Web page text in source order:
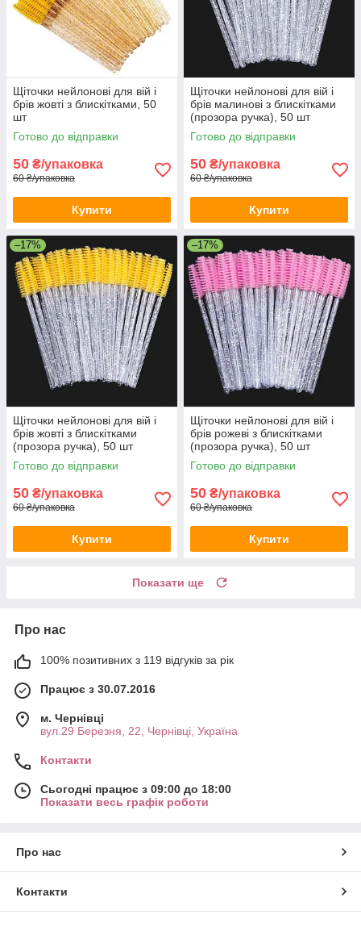
Щіточки нейлонові для вій і
брів жовті з блискітками, 50
шт
Готово до відправки
50 ₴/упаковка
60 ₴/упаковка
Купити
Щіточки нейлонові для вій і
брів малинові з блискітками
(прозора ручка), 50 шт
Готово до відправки
50 ₴/упаковка
60 ₴/упаковка
Купити
–17%
Щіточки нейлонові для вій і
брів жовті з блискітками
(прозора ручка), 50 шт
Готово до відправки
50 ₴/упаковка
60 ₴/упаковка
Купити
–17%
Щіточки нейлонові для вій і
брів рожеві з блискітками
(прозора ручка), 50 шт
Готово до відправки
50 ₴/упаковка
60 ₴/упаковка
Купити
Показати ще
Про нас
100% позитивних з 119 відгуків за рік
Працює з 30.07.2016
м. Чернівці
вул.29 Березня, 22, Чернівці, Україна
Контакти
Сьогодні працює з 09:00 до 18:00
Показати весь графік роботи
Про нас
Контакти